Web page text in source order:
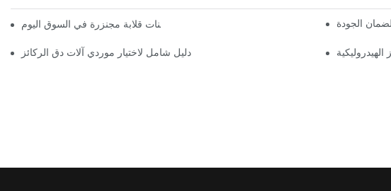
أفضل شاحنات قلابة مجنزرة في السوق اليوم الجودة
دليل شامل لاختيار موردي آلات دق الركائز